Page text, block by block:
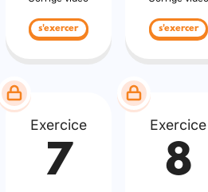
s'exercer s'exercer
Exercice
7
Exercice
8